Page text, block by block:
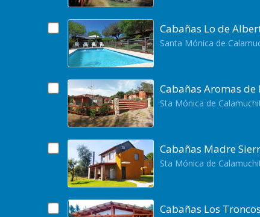
Cabañas Lo de
Santa Mónica de
Cabañas Aromas de
Sta Mónica de
Cabañas Madre
Sta Mónica de
Cabañas Los Troncos